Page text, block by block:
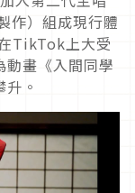
作）組成現行體
TikTok上大受
畫《入間同學
。